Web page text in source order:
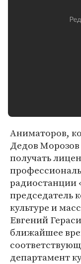
Аниматоров,
Дедов Морозов
получать
радиостанции
председатель
культуре и
Евгений
ближайшее
департамент